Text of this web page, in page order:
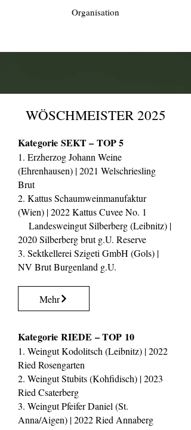
Organisation
WÖSCHMEISTER 2025
Kategorie SEKT – TOP 5
1. Erzherzog Johann Weine
(Ehrenhausen) | 2021 Welschriesling
Brut
2. Kattus Schaumweinmanufaktur
(Wien) | 2022 Kattus Cuvee No. 1
Landesweingut Silberberg (Leibnitz) |
2020 Silberberg brut g.U. Reserve
3. Sektkellerei Szigeti GmbH (Gols) |
NV Brut Burgenland g.U.
Mehr
Kategorie RIEDE – TOP 10
1. Weingut Kodolitsch (Leibnitz) | 2022
Ried Rosengarten
2. Weingut Stubits (Kohfidisch) | 2023
Ried Csaterberg
3. Weingut Pfeifer Daniel (St.
Anna/Aigen) | 2022 Ried Annaberg